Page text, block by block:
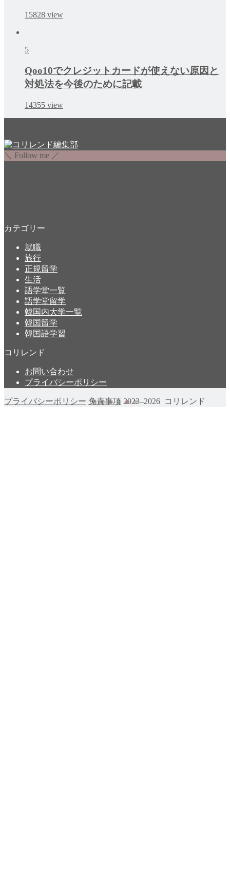
15828 view
5
Qoo10でクレジットカードが使えない原因と
対処法を今後のために記載
14355 view
＼ Follow me ／
カテゴリー
就職
旅行
正規留学
生活
語学堂一覧
語学堂留学
韓国内大学一覧
韓国留学
韓国語学習
コリレンド
お問い合わせ
プライバシーポリシー
プライバシーポリシー 免責事項 2023–2026 コリレンド